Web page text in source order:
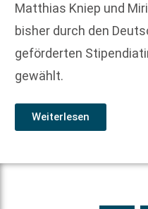
Matthias Kniep und
bisher durch den
geförderten
gewählt.
Weiterlesen